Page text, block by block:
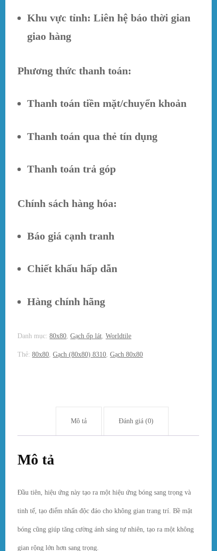
Khu vực tỉnh: Liên hệ báo thời gian
giao hàng
Phương thức thanh toán:
Thanh toán tiền mặt/chuyển khoản
Thanh toán qua thẻ tín dụng
Thanh toán trả góp
Chính sách hàng hóa:
Báo giá cạnh tranh
Chiết khấu hấp dẫn
Hàng chính hãng
Danh mục:80x80 ,Gạch ốp lát ,Worldtile
Thẻ:80x80 ,Gạch (80x80) 8310 ,Gạch 80x80
Mô tả Đánh giá (0)
Mô tả
Đầu tiên, hiệu ứng này tạo ra một hiệu ứng bóng sang trọng và
tinh tế, tạo điểm nhấn độc đáo cho không gian trang trí. Bề mặt
bóng cũng giúp tăng cường ánh sáng tự nhiên, tạo ra một không
gian rộng lớn hơn sang trọng.